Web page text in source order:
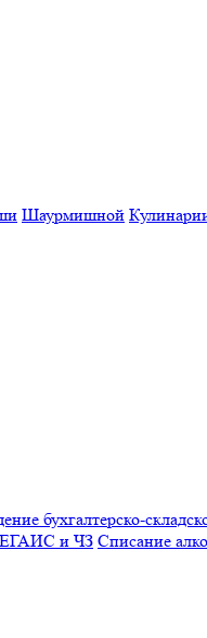
Шаурмишной
бухгалтерско-
ЕГАИС и ЧЗ Списание